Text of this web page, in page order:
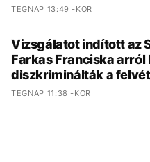
TEGNAP 13:49 -KOR
Vizsgálatot indított az
Farkas Franciska arról
diszkriminálták a
TEGNAP 11:38 -KOR